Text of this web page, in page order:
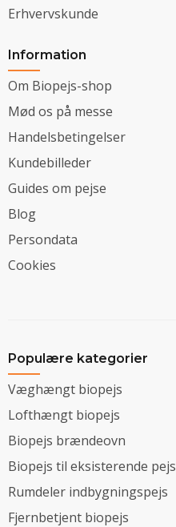
Erhvervskunde
Information
Om Biopejs-shop
Mød os på messe
Handelsbetingelser
Kundebilleder
Guides om pejse
Blog
Persondata
Cookies
Populære kategorier
Væghængt biopejs
Lofthængt biopejs
Biopejs brændeovn
Biopejs til eksisterende pejs
Rumdeler indbygningspejs
Fjernbetjent biopejs